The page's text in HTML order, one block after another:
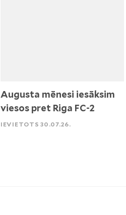
Augusta mēnesi iesāksim
viesos pret Riga FC-2
IEVIETOTS 30.07.26.